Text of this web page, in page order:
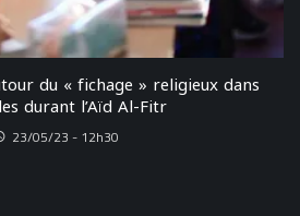
du « fichage » religieux dans
durant l’Aïd Al-Fitr
23/05/23 - 12h30